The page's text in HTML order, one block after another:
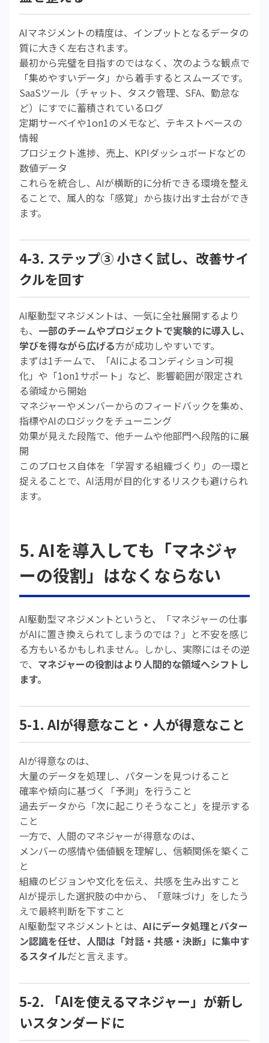
AIマネジメントの精度は、インプットとなるデータの
質に大きく左右されます。
最初から完璧を目指すのではなく、次のような観点で
「集めやすいデータ」から着手するとスムーズです。
SaaSツール（チャット、タスク管理、SFA、勤怠な
ど）にすでに蓄積されているログ
定期サーベイや1on1のメモなど、テキストベースの
情報
プロジェクト進捗、売上、KPIダッシュボードなどの
数値データ
これらを統合し、AIが横断的に分析できる環境を整え
ることで、属人的な「感覚」から抜け出す土台ができ
ます。
4-3. ステップ③ 小さく試し、改善サイ
クルを回す
AI駆動型マネジメントは、一気に全社展開するより
も、 一部のチームやプロジェクトで実験的に導入し、
学びを得ながら広げる方が成功しやすいです。
まずは1チームで、「AIによるコンディション可視
化」や「1on1サポート」など、影響範囲が限定され
る領域から開始
マネジャーやメンバーからのフィードバックを集め、
指標やAIのロジックをチューニング
効果が見えた段階で、他チームや他部門へ段階的に展
開
このプロセス自体を「学習する組織づくり」の一環と
捉えることで、AI活用が目的化するリスクも避けられ
ます。
5. AIを導入しても「マネジャ
ーの役割」はなくならない
AI駆動型マネジメントというと、「マネジャーの仕事
がAIに置き換えられてしまうのでは？」と不安を感じ
る方もいるかもしれません。しかし、実際にはその逆
で、 マネジャーの役割はより人間的な領域へシフトし
ます。
5-1. AIが得意なこと・人が得意なこと
AIが得意なのは、
大量のデータを処理し、パターンを見つけること
確率や傾向に基づく「予測」を行うこと
過去データから「次に起こりそうなこと」を提示する
こと
一方で、人間のマネジャーが得意なのは、
メンバーの感情や価値観を理解し、信頼関係を築くこ
と
組織のビジョンや文化を伝え、共感を生み出すこと
AIが提示した選択肢の中から、「意味づけ」をしたう
えで最終判断を下すこと
AI駆動型マネジメントとは、AIにデータ処理とパター
ン認識を任せ、人間は「対話・共感・決断」に集中す
るスタイルだと言えます。
5-2. 「AIを使えるマネジャー」が新し
いスタンダードに